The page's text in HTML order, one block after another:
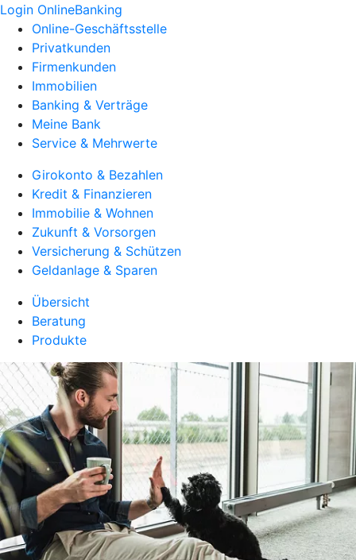
Login OnlineBanking
Online-Geschäftsstelle
Privatkunden
Firmenkunden
Immobilien
Banking & Verträge
Meine Bank
Service & Mehrwerte
Girokonto & Bezahlen
Kredit & Finanzieren
Immobilie & Wohnen
Zukunft & Vorsorgen
Versicherung & Schützen
Geldanlage & Sparen
Übersicht
Beratung
Produkte